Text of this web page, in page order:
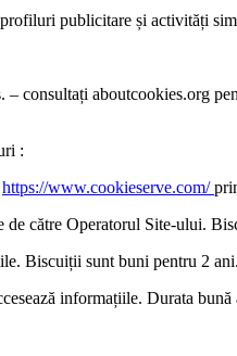
publicitare și activități
– consultați aboutcookies.org
:
https://www.cookieserve.com/
către Operatorul Site-ului.
Biscuiții sunt buni pentru 2 ani.
informațiile. Durata